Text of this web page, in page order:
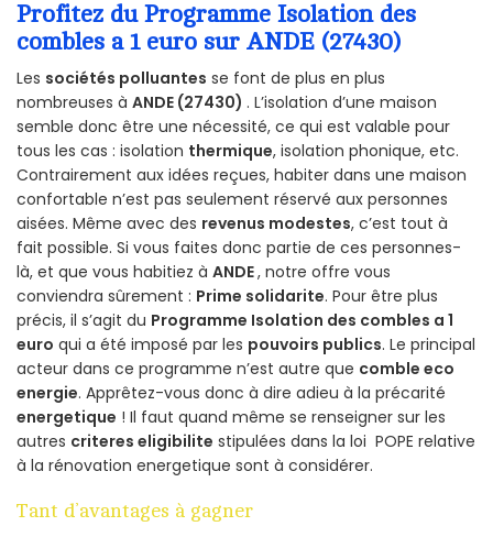
Profitez du Programme Isolation des
combles a 1 euro sur ANDE (27430)
Les sociétés polluantes se font de plus en plus
nombreuses à ANDE (27430) . L’isolation d’une maison
semble donc être une nécessité, ce qui est valable pour
tous les cas : isolation thermique, isolation phonique, etc.
Contrairement aux idées reçues, habiter dans une maison
confortable n’est pas seulement réservé aux personnes
aisées. Même avec des revenus modestes, c’est tout à
fait possible. Si vous faites donc partie de ces personnes-
là, et que vous habitiez à ANDE, notre offre vous
conviendra sûrement : Prime solidarite. Pour être plus
précis, il s’agit du Programme Isolation des combles a 1
euro qui a été imposé par les pouvoirs publics. Le principal
acteur dans ce programme n’est autre que comble eco
energie. Apprêtez-vous donc à dire adieu à la précarité
energetique ! Il faut quand même se renseigner sur les
autres criteres eligibilite stipulées dans la loi POPE relative
à la rénovation energetique sont à considérer.
Tant d’avantages à gagner